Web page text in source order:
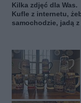
Kilka zdjęć dla Was.
Kufle z internetu,
samochodzie, jadą